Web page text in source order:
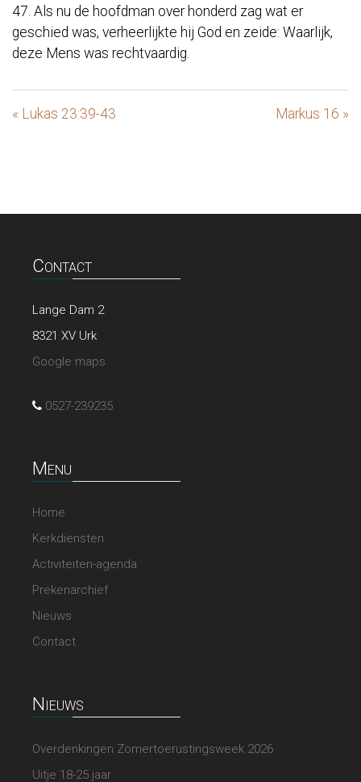
47. Als nu de hoofdman over honderd zag wat er
geschied was, verheerlijkte hij God en zeide: Waarlijk,
deze Mens was rechtvaardig.
« Lukas 23:39-43 Markus 16 »
Contact
Lange Dam 2
8321 XV Urk
Google maps
0527-239235
Menu
Home
Kerkdiensten
Activiteiten-agenda
Prekenarchief
Nieuws
Contact
Nieuws
Overdenkingen Zomertoerustingsweek 2026
Uitje 18-25 jaar